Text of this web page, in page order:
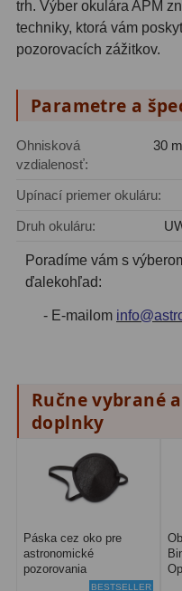
Diagonálne hranoly7
Amici hranoly 90°7
Astrofotografia
Planetárne kamery19
Deep-Sky kamery
Guiding kamery14
T-krúžky 16
Adaptéry M48
Filtry L-RGB7
Filtry Pass6
Filtry Block10
Filtry Clip5
trh. Výber okulára APM
techniky, ktorá vám
pozorovacích zážitkov.
Parametre a
Ohnisková
vzdialenosť:
30
Upínací priemer okuláru:
Druh okuláru:
Poradíme vám s
ďalekohľad:
- E-mailom
Ručne vybrané
doplnky
Páska cez oko pre
astronomické
pozorovania
BESTSELLER